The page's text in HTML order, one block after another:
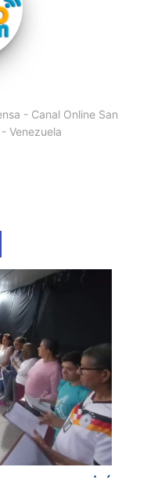
- Canal Online San
Venezuela